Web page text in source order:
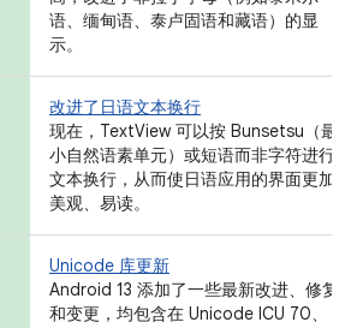
语、缅甸语、泰卢固语和藏语）的显
示。
改进了日语文本换行
现在，TextView 可以按 Bunsetsu（最
小自然语素单元）或短语而非字符进行
文本换行，从而使日语应用的界面更加
美观、易读。
Unicode 库更新
Android 13 添加了一些最新改进、修复
和变更，均包含在 Unicode ICU 70、